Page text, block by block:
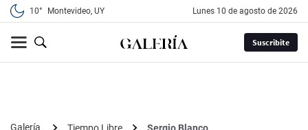
10° Montevideo, UY lunes 10 de agosto de 2026
Suscribite
Galería Tiempo Libre
Sergio Blanco